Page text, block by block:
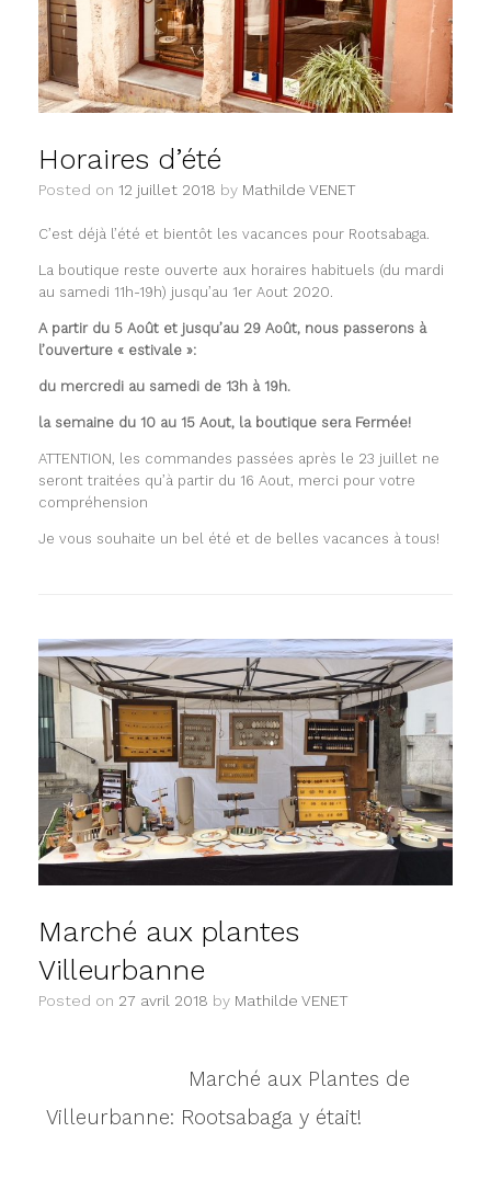
Horaires d’été
Posted on 12 juillet 2018 by Mathilde VENET
C’est déjà l’été et bientôt les vacances pour Rootsabaga.
La boutique reste ouverte aux horaires habituels (du mardi
au samedi 11h-19h) jusqu’au 1er Aout 2020.
A partir du 5 Août et jusqu’au 29 Août, nous passerons à
l’ouverture « estivale »:
du mercredi au samedi de 13h à 19h.
la semaine du 10 au 15 Aout, la boutique sera Fermée!
ATTENTION, les commandes passées après le 23 juillet ne
seront traitées qu’à partir du 16 Aout, merci pour votre
compréhension
Je vous souhaite un bel été et de belles vacances à tous!
Marché aux plantes
Villeurbanne
Posted on 27 avril 2018 by Mathilde VENET
Marché aux Plantes de
Villeurbanne: Rootsabaga y était!